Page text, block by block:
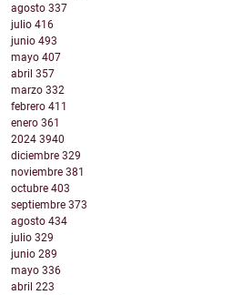
agosto 337
julio 416
junio 493
mayo 407
abril 357
marzo 332
febrero 411
enero 361
2024 3940
diciembre 329
noviembre 381
octubre 403
septiembre 373
agosto 434
julio 329
junio 289
mayo 336
abril 223